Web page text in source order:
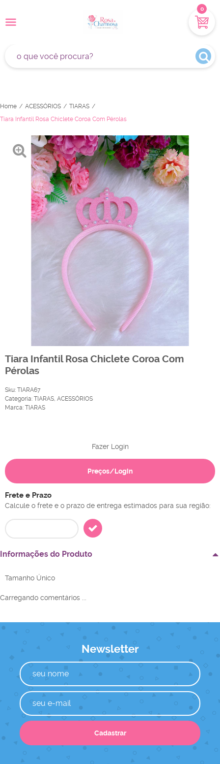
0
Home ACESSÓRIOS
TIARAS
Tiara Infantil Rosa Chiclete Coroa Com Pérolas
Tiara Infantil Rosa Chiclete Coroa Com
Pérolas
Sku: TIARA67
Categoria: TIARAS, ACESSÓRIOS
Marca: TIARAS
Fazer Login
Preços/Login
Frete e Prazo
Calcule o frete e o prazo de entrega estimados para sua região:
Informações do Produto
Tamanho Único
Carregando comentários ...
Newsletter
Cadastrar